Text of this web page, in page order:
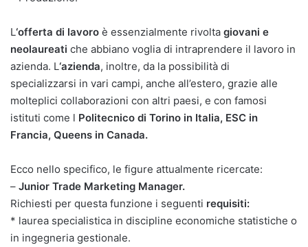
L‘offerta di lavoro è essenzialmente rivolta giovani e
neolaureati che abbiano voglia di intraprendere il lavoro in
azienda. L‘azienda, inoltre, da la possibilità di
specializzarsi in vari campi, anche all’estero, grazie alle
molteplici collaborazioni con altri paesi, e con famosi
istituti come l Politecnico di Torino in Italia, ESC in
Francia, Queens in Canada.
Ecco nello specifico, le figure attualmente ricercate:
– Junior Trade Marketing Manager.
Richiesti per questa funzione i seguenti requisiti:
* laurea specialistica in discipline economiche statistiche o
in ingegneria gestionale.